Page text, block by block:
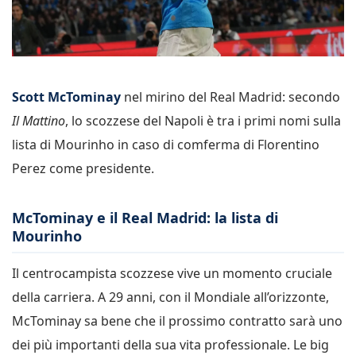
Scott McTominay nel mirino del Real Madrid: secondo
Il Mattino, lo scozzese del Napoli è tra i primi nomi sulla
lista di Mourinho in caso di comferma di Florentino
Perez come presidente.
McTominay e il Real Madrid: la lista di
Mourinho
Il centrocampista scozzese vive un momento cruciale
della carriera. A 29 anni, con il Mondiale all’orizzonte,
McTominay sa bene che il prossimo contratto sarà uno
dei più importanti della sua vita professionale. Le big